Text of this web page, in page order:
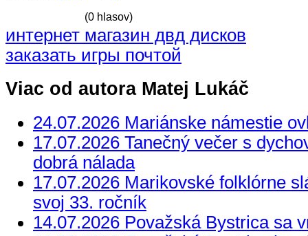
(0 hlasov)
интернет магазин двд дисков
заказать игры почтой
Viac od autora Matej Lukáč
24.07.2026 Mariánske námestie
17.07.2026 Tanečný večer s
dobrá nálada
17.07.2026 Marikovské folklórne
svoj 33. ročník
14.07.2026 Považská Bystrica sa